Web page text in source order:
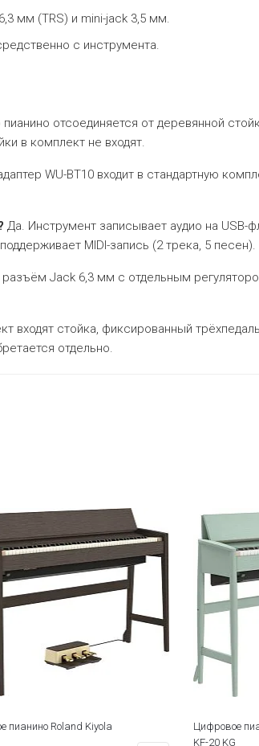
мм (TRS) и mini-jack 3,5 мм.
с инструмента.
пианино отсоединяется от деревянной
в комплект не входят.
WU-BT10 входит в стандартную
Да. Инструмент записывает аудио на
MIDI-запись (2 трека, 5 песен).
разъём Jack 6,3 мм с отдельным
входят стойка, фиксированный
отдельно.
пианино Roland Kiyola
Цифровое
KF-20 KG